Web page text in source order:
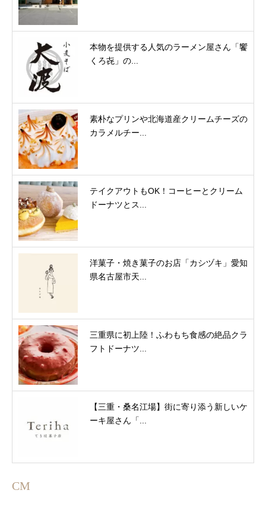
本物を提供する人気のラーメン屋さん「饗
くろ㐂」の...
素朴なプリンや北海道産クリームチーズの
カラメルチー...
テイクアウトもOK！コーヒーとクリーム
ドーナツとス...
洋菓子・焼き菓子のお店「カシヅキ」愛知
県名古屋市天...
三重県に初上陸！ふわもち食感の絶品クラ
フトドーナツ...
【三重・桑名江場】街に寄り添う新しいケ
ーキ屋さん「...
CM